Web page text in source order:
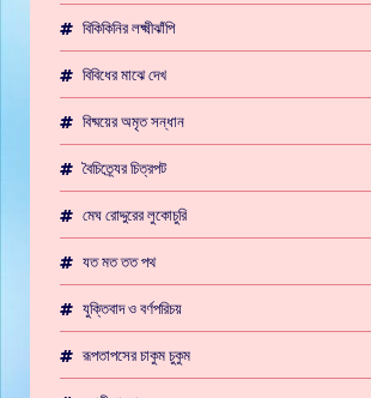
বিকিকিনির লক্ষ্মীঝাঁপি
বিবিধের মাঝে দেখ
বিষ্ময়ের অমৃত সন্ধান
বৈচিত্র্যের চিত্রপট
মেঘ রোদ্দুরের লুকোচুরি
যত মত তত পথ
যুক্তিবাদ ও বর্ণপরিচয়
রূপতাপসের চাকুম চুকুম